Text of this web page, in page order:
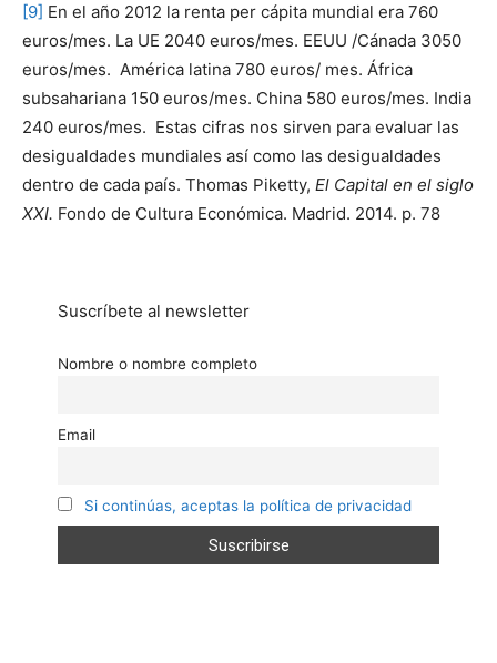
[9] En el año 2012 la renta per cápita mundial era 760
euros/mes. La UE 2040 euros/mes. EEUU /Cánada 3050
euros/mes. América latina 780 euros/ mes. África
subsahariana 150 euros/mes. China 580 euros/mes. India
240 euros/mes. Estas cifras nos sirven para evaluar las
desigualdades mundiales así como las desigualdades
dentro de cada país. Thomas Piketty, El Capital en el siglo
XXI. Fondo de Cultura Económica. Madrid. 2014. p. 78
Suscríbete al newsletter
Nombre o nombre completo
Email
Si continúas, aceptas la política de privacidad